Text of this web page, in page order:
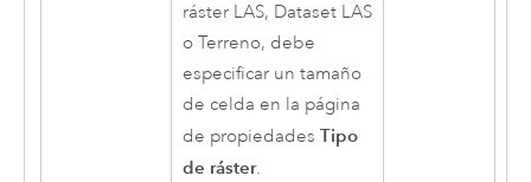
ráster LAS, Dataset LAS
o Terreno, debe
especificar un tamaño
de celda en la página
de propiedades Tipo
de ráster.